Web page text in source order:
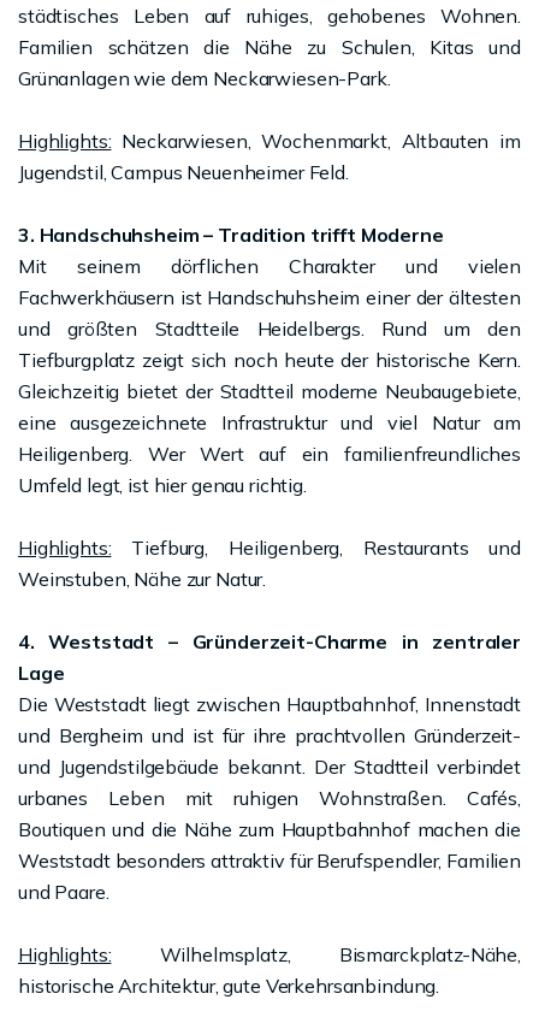
städtisches Leben auf ruhiges, gehobenes Wohnen.
Familien schätzen die Nähe zu Schulen, Kitas und
Grünanlagen wie dem Neckarwiesen-Park.
Highlights: Neckarwiesen, Wochenmarkt, Altbauten im
Jugendstil, Campus Neuenheimer Feld.
3. Handschuhsheim – Tradition trifft Moderne
Mit seinem dörflichen Charakter und vielen
Fachwerkhäusern ist Handschuhsheim einer der ältesten
und größten Stadtteile Heidelbergs. Rund um den
Tiefburgplatz zeigt sich noch heute der historische Kern.
Gleichzeitig bietet der Stadtteil moderne Neubaugebiete,
eine ausgezeichnete Infrastruktur und viel Natur am
Heiligenberg. Wer Wert auf ein familienfreundliches
Umfeld legt, ist hier genau richtig.
Highlights: Tiefburg, Heiligenberg, Restaurants und
Weinstuben, Nähe zur Natur.
4. Weststadt – Gründerzeit-Charme in zentraler
Lage
Die Weststadt liegt zwischen Hauptbahnhof, Innenstadt
und Bergheim und ist für ihre prachtvollen Gründerzeit-
und Jugendstilgebäude bekannt. Der Stadtteil verbindet
urbanes Leben mit ruhigen Wohnstraßen. Cafés,
Boutiquen und die Nähe zum Hauptbahnhof machen die
Weststadt besonders attraktiv für Berufspendler, Familien
und Paare.
Highlights: Wilhelmsplatz, Bismarckplatz-Nähe,
historische Architektur, gute Verkehrsanbindung.